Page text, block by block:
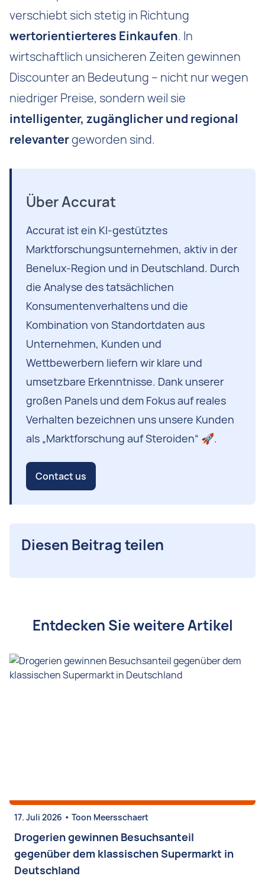
verschiebt sich stetig in Richtung
wertorientierteres Einkaufen. In
wirtschaftlich unsicheren Zeiten gewinnen
Discounter an Bedeutung – nicht nur wegen
niedriger Preise, sondern weil sie
intelligenter, zugänglicher und regional
relevantergeworden sind.
Über Accurat
Accurat ist ein KI-gestütztes
Marktforschungsunternehmen, aktiv in der
Benelux-Region und in Deutschland. Durch
die Analyse des tatsächlichen
Konsumentenverhaltens und die
Kombination von Standortdaten aus
Unternehmen, Kunden und
Wettbewerbern liefern wir klare und
umsetzbare Erkenntnisse. Dank unserer
großen Panels und dem Fokus auf reales
Verhalten bezeichnen uns unsere Kunden
als „Marktforschung auf Steroiden“ 🚀.
Contact us
Diesen Beitrag teilen
Entdecken Sie weitere Artikel
17. Juli 2026 • Toon Meersschaert
Drogerien gewinnen Besuchsanteil
gegenüber dem klassischen Supermarkt in
Deutschland